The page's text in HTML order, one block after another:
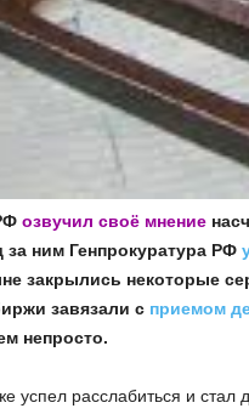
озвучил своё мнение
ним Генпрокуратура РФ
закрылись некоторые
завязали с приемом
непросто.
успел расслабиться и стал